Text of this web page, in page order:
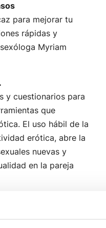
para mejorar tu
rápidas y
Myriam
y cuestionarios para
que
El uso hábil de la
erótica, abre la
nuevas y
en la pareja